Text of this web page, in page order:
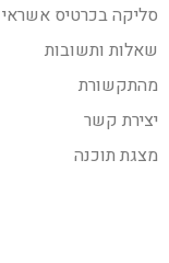
סליקה בכרטיס אשראי
שאלות ותשובות
מהתקשורת
יצירת קשר
מצגת תוכנה